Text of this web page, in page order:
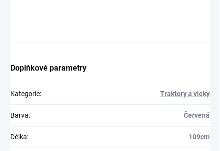
Doplňkové parametry
Kategorie: Traktory a vleky
Barva: Červená
Délka: 109cm